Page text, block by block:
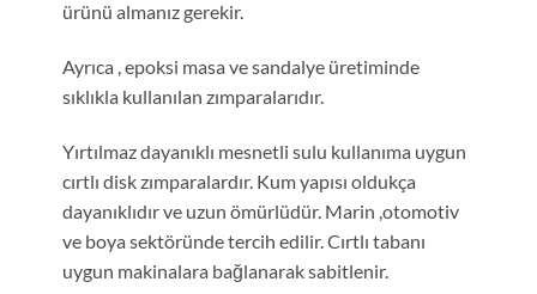
ürünü almanız gerekir.
Ayrıca , epoksi masa ve sandalye üretiminde
sıklıkla kullanılan zımparalarıdır.
Yırtılmaz dayanıklı mesnetli sulu kullanıma uygun
cırtlı disk zımparalardır. Kum yapısı oldukça
dayanıklıdır ve uzun ömürlüdür. Marin ,otomotiv
ve boya sektöründe tercih edilir. Cırtlı tabanı
uygun makinalara bağlanarak sabitlenir.